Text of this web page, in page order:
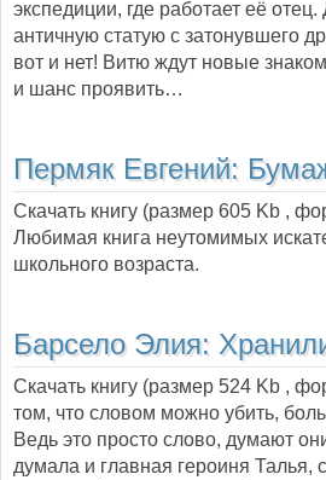
экспедиции, где работает её
античную статую с затонувшего
вот и нет! Витю ждут новые
и шанс проявить…
Пермяк Евгений:
Скачать книгу (размер 605 Kb ,
Любимая книга неутомимых
школьного возраста.
Барсело Элия:
Скачать книгу (размер 524 Kb ,
том, что словом можно убить,
Ведь это просто слово, думают
думала и главная героиня Талья,